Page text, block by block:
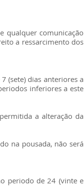
qualquer comunicação
a ressarcimento dos
(sete) dias anteriores a
inferiores a este
a alteração da
na pousada, não será
periodo de 24 (vinte e